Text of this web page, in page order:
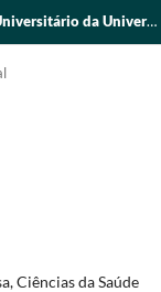
Jornal de Ciências da Saúde do Hospital Universitário da Universidade Federal do Piauí
Ciências da Saúde